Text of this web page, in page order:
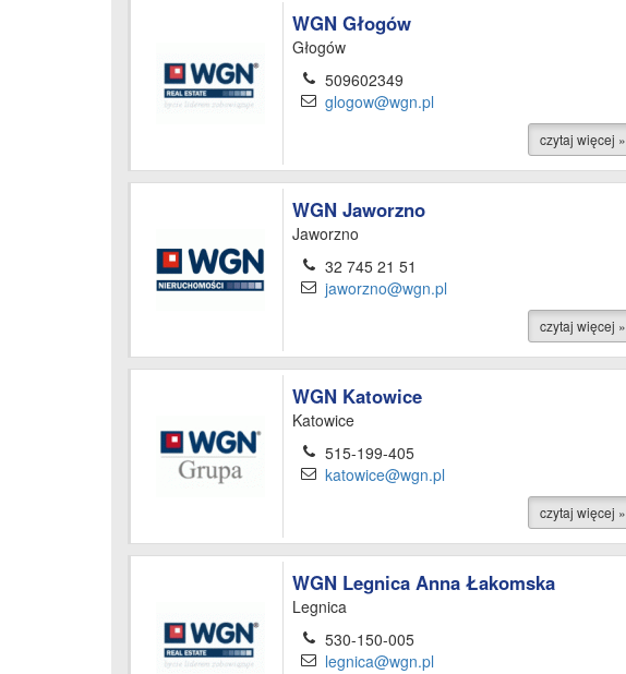
WGN Głogów
Głogów
509602349
glogow@wgn.pl
czytaj więcej »
WGN Jaworzno
Jaworzno
32 745 21 51
jaworzno@wgn.pl
czytaj więcej »
WGN Katowice
Katowice
515-199-405
katowice@wgn.pl
czytaj więcej »
WGN Legnica Anna Łakomska
Legnica
530-150-005
legnica@wgn.pl